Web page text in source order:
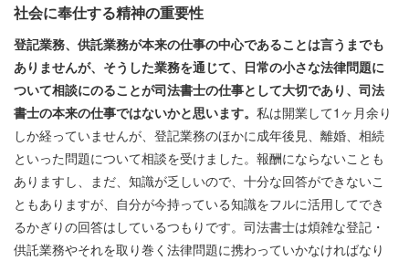
社会に奉仕する精神の重要性
登記業務、供託業務が本来の仕事の中心であることは言うまでも
ありませんが、そうした業務を通じて、日常の小さな法律問題に
ついて相談にのることが司法書士の仕事として大切であり、司法
書士の本来の仕事ではないかと思います。 私は開業して1ヶ月余り
しか経っていませんが、登記業務のほかに成年後見、離婚、相続
といった問題について相談を受けました。報酬にならないことも
ありますし、まだ、知識が乏しいので、十分な回答ができないこ
ともありますが、自分が今持っている知識をフルに活用してでき
るかぎりの回答はしているつもりです。司法書士は煩雑な登記・
供託業務やそれを取り巻く法律問題に携わっていかなければなり